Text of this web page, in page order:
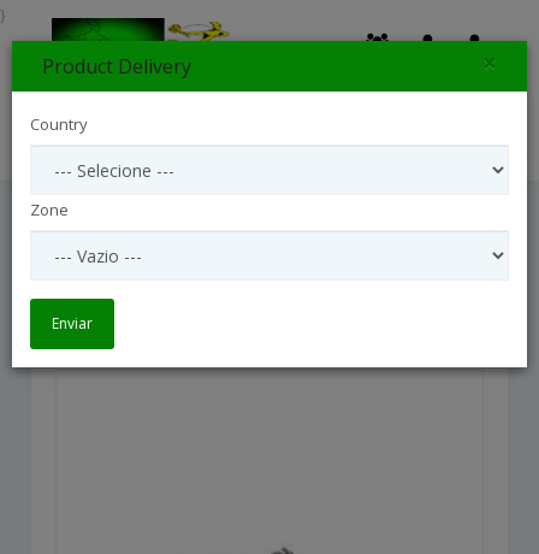
120 Wishes
}
Product Delivery ×
Country
Zone
Enviar